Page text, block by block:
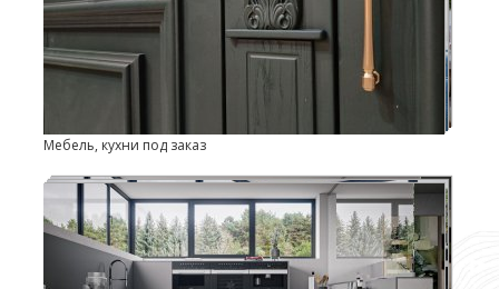
Мебель, кухни под заказ